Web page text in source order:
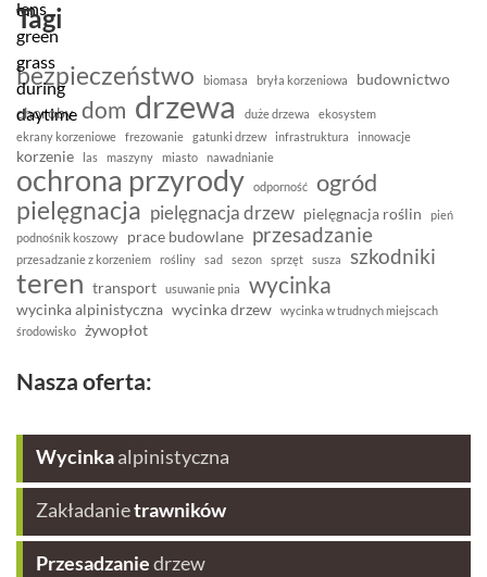
Tagi
bezpieczeństwo biomasa bryła korzeniowa
budownictwo
choroby dom drzewa duże drzewa
ekosystem
ekrany korzeniowe
frezowanie gatunki drzew infrastruktura innowacje
korzenie las maszyny miasto nawadnianie
ochrona przyrody odporność ogród
pielęgnacja pielęgnacja drzew pielęgnacja roślin
pień
podnośnik koszowy
prace budowlane przesadzanie
przesadzanie z korzeniem rośliny sad sezon sprzęt susza szkodniki
teren transport usuwanie pnia wycinka
wycinka alpinistyczna wycinka drzew
wycinka w trudnych miejscach
środowisko
żywopłot
Nasza oferta:
Wycinkaalpinistyczna
Zakładanietrawników
Przesadzaniedrzew